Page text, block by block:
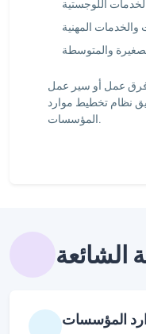
اللوجستية
والخدمات المهنية
والمتوسطة
فرق عمل أو سير عمل
نظام تخطيط موارد
المؤسسات.
الشائعة